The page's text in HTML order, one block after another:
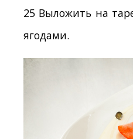
25 Выложить на
ягодами.